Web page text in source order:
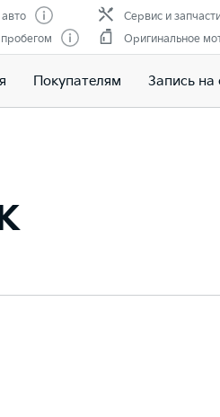
Сервис и
Оригинальное
Покупателям Запись на